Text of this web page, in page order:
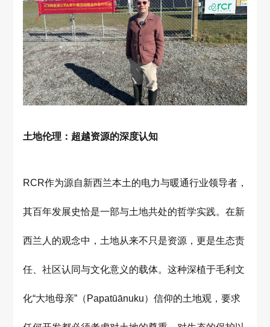
土地伦理：超越资源的深度认知
RCR作为源自新西兰本土的电力与暖通行业领导者，
其百年发展史恰是一部与土地共处的哲学实践。在新
西兰人的观念中，土地从来不只是资源，更是生态责
任、社区认同与文化意义的载体。这种深植于毛利文
化“大地母亲”（Papatūānuku）信仰的土地观，要求